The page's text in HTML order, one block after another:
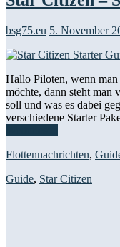
bsg75.eu 5. November
Hallo Piloten, wenn man
möchte, dann steht man
soll und was es dabei
verschiedene Starter
Flottennachrichten,
Guide, Star Citizen